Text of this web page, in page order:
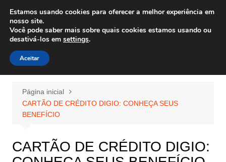
para
conteúdo
Wiley Wales
corais algas e vida marinha
Página inicial
CARTÃO DE CRÉDITO DIGIO: CONHEÇA SEUS
BENEFÍCIO
CARTÃO DE CRÉDITO DIGIO:
Estamos usando cookies para oferecer a melhor experiência em
nosso site.
Você pode saber mais sobre quais cookies estamos usando ou
desativá-los em settings.
Aceitar